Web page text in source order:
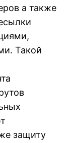
а также
Такой
защиту